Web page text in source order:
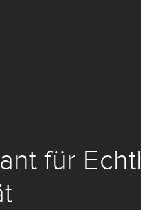
für